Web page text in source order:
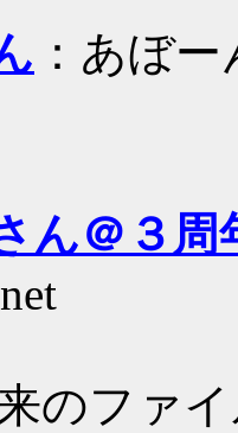
：あぼー
ん＠３周
のファ